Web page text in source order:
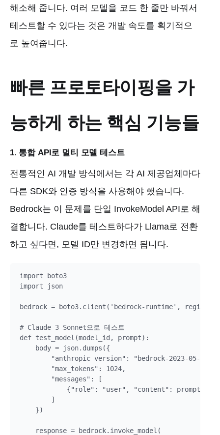
해소해 줍니다. 여러 모델을 코드 한 줄만 바꿔서
테스트할 수 있다는 것은 개발 속도를 획기적으
로 높여줍니다.
빠른 프로토타이핑을 가
능하게 하는 핵심 기능들
1. 통합 API로 멀티 모델 테스트
전통적인 AI 개발 방식에서는 각 AI 제공업체마다
다른 SDK와 인증 방식을 사용해야 했습니다.
Bedrock는 이 문제를 단일 InvokeModel API로 해
결합니다. Claude를 테스트하다가 Llama로 전환
하고 싶다면, 모델 ID만 변경하면 됩니다.
import boto3
import json
bedrock = boto3.client('bedrock-runtime',
# Claude 3 Sonnet으로 테스트
def test_model(model_id, prompt):
    body = json.dumps({
        "anthropic_version": "bedrock-2023-05-31",
        "max_tokens": 1024,
        "messages": [
            {"role": "user", "content": prompt}
        ]
    })
    response = bedrock.invoke_model(